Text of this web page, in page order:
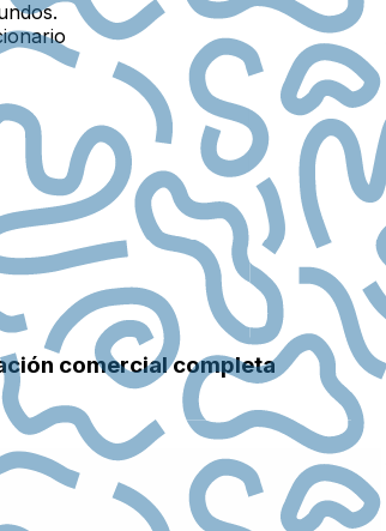
comercial completa